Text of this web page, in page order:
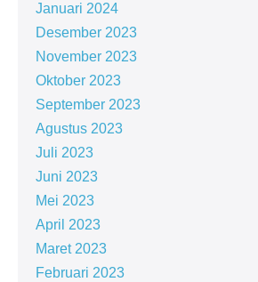
Januari 2024
Desember 2023
November 2023
Oktober 2023
September 2023
Agustus 2023
Juli 2023
Juni 2023
Mei 2023
April 2023
Maret 2023
Februari 2023